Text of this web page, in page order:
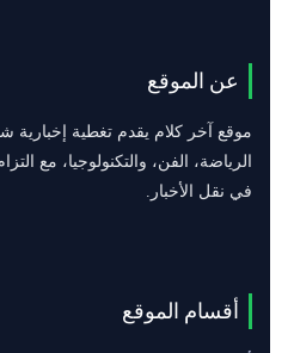
عن الموقع
موقع آخر كلام يقدم تغطية إخبارية
الرياضة، الفن، والتكنولوجيا، مع
في نقل الأخبار.
أقسام الموقع